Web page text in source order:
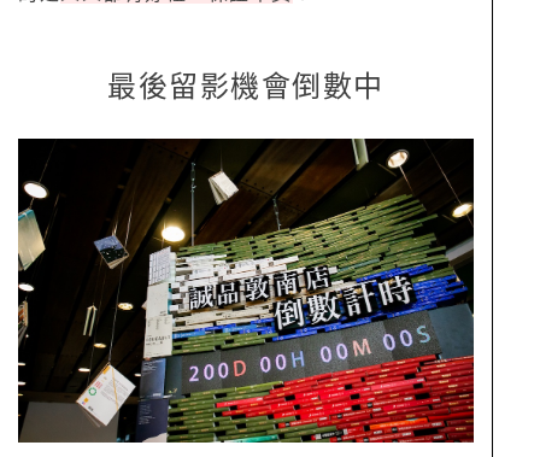
最後留影機會倒數中